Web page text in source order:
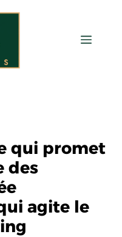
Menu
qui promet
des
agite le